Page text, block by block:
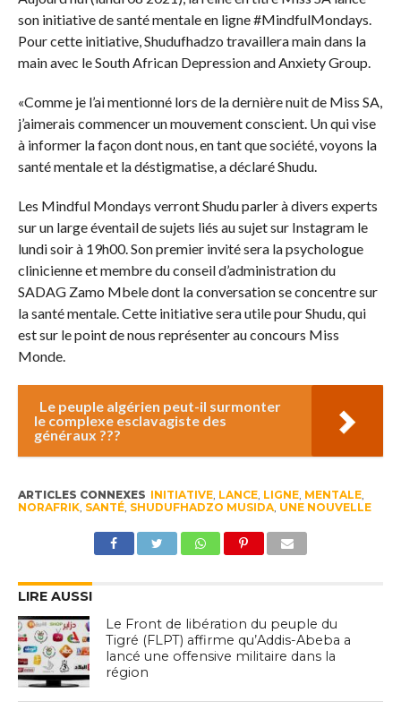
son initiative de santé mentale en ligne #MindfulMondays.
Pour cette initiative, Shudufhadzo travaillera main dans la
main avec le South African Depression and Anxiety Group.
«Comme je l’ai mentionné lors de la dernière nuit de Miss SA,
j’aimerais commencer un mouvement conscient. Un qui vise
à informer la façon dont nous, en tant que société, voyons la
santé mentale et la déstigmatise, a déclaré Shudu.
Les Mindful Mondays verront Shudu parler à divers experts
sur un large éventail de sujets liés au sujet sur Instagram le
lundi soir à 19h00. Son premier invité sera la psychologue
clinicienne et membre du conseil d’administration du
SADAG Zamo Mbele dont la conversation se concentre sur
la santé mentale. Cette initiative sera utile pour Shudu, qui
est sur le point de nous représenter au concours Miss
Monde.
Le peuple algérien peut-il surmonter
le complexe esclavagiste des
généraux ???
ARTICLES CONNEXES INITIATIVE, LANCE, LIGNE, MENTALE,
NORAFRIK, SANTÉ, SHUDUFHADZO MUSIDA, UNE NOUVELLE
LIRE AUSSI
Le Front de libération du peuple du
Tigré (FLPT) affirme qu’Addis-Abeba a
lancé une offensive militaire dans la
région